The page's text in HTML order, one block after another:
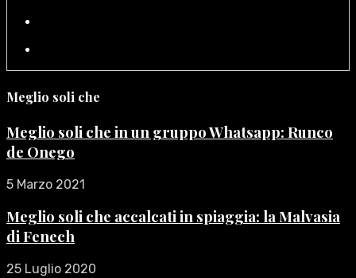
Meglio soli che
Meglio soli che in un gruppo Whatsapp: Runco
de Onego
5 Marzo 2021
Meglio soli che accalcati in spiaggia: la Malvasia
di Fenech
25 Luglio 2020